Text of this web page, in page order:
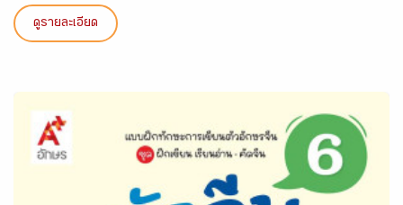
ดูรายละเอียด